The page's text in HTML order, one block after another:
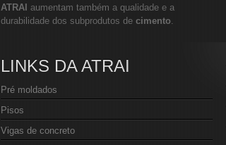
ATRAI aumentam também a qualidade e a
durabilidade dos subprodutos de cimento.
LINKS DA ATRAI
Pré moldados
Pisos
Vigas de concreto